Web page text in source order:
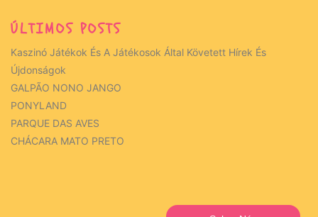
ÚLTIMOS POSTS
Kaszinó Játékok És A Játékosok Által Követett Hírek És
Újdonságok
GALPÃO NONO JANGO
PONYLAND
PARQUE DAS AVES
CHÁCARA MATO PRETO